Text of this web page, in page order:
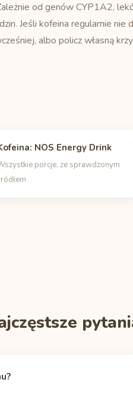
od genów CYP1A2,
Jeśli kofeina regularnie
albo policz własną
NOS Energy Drink
porcje, ze sprawdzonym